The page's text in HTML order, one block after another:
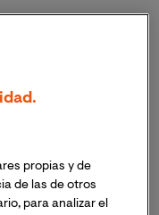
propias y de
de las de otros
para analizar el